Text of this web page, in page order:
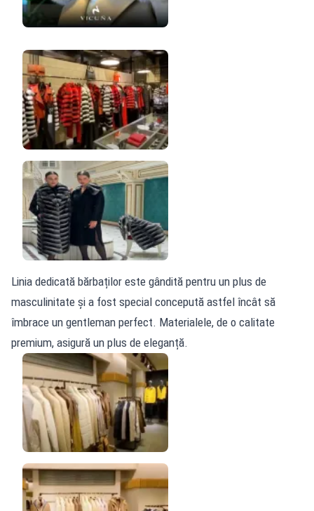
Linia dedicată bărbaților este gândită pentru un plus de
masculinitate și a fost special concepută astfel încât să
îmbrace un gentleman perfect. Materialele, de o calitate
premium, asigură un plus de eleganță.